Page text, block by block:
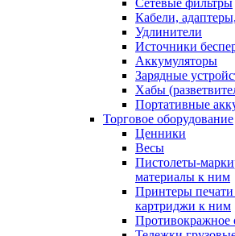
Сетевые фильтры
Кабели,
Удлинители
Источники
Аккумуляторы
Зарядные
Хабы
Портативные
Торговое оборудование
Ценники
Весы
Пистолеты-
материалы к ним
Принтеры печати
картриджи к ним
Противокражное